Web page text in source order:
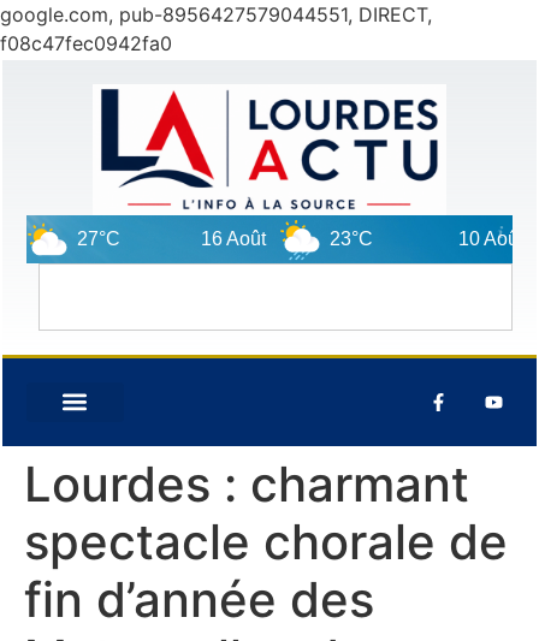
google.com, pub-8956427579044551, DIRECT,
f08c47fec0942fa0
27°C 16 Août 23°C 10 Août
Lourdes : charmant
spectacle chorale de
fin d’année des